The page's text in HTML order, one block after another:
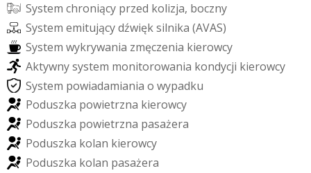
System chroniący przed kolizja, boczny
System emitującydźwięksilnika (AVAS)
System wykrywania zmęczenia kierowcy
Aktywnysystem monitorowania kondycji kierowcy
System powiadamiania o wypadku
Poduszka powietrzna kierowcy
Poduszka powietrzna pasażera
Poduszka kolan kierowcy
Poduszka kolan pasażera